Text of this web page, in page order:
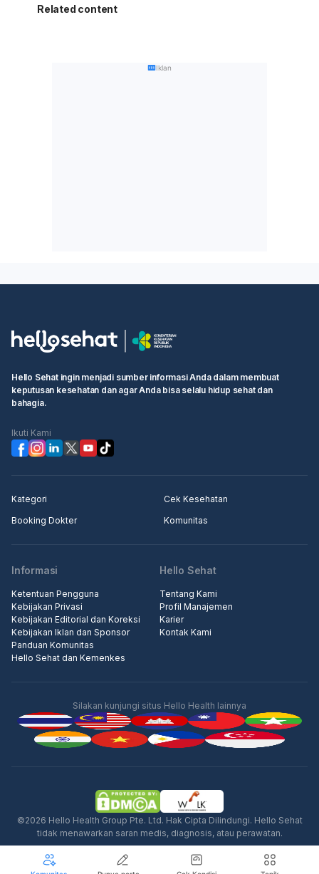
Related content
Iklan
Iklan
Hello Sehat ingin menjadi sumber informasi Anda dalam membuat
keputusan kesehatan dan agar Anda bisa selalu hidup sehat dan
bahagia.
Ikuti Kami
Kategori
Cek Kesehatan
Booking Dokter
Komunitas
Informasi
Ketentuan Pengguna
Kebijakan Privasi
Kebijakan Editorial dan Koreksi
Kebijakan Iklan dan Sponsor
Panduan Komunitas
Hello Sehat dan Kemenkes
Hello Sehat
Tentang Kami
Profil Manajemen
Karier
Kontak Kami
Silakan kunjungi situs Hello Health lainnya
©2026 Hello Health Group Pte. Ltd. Hak Cipta Dilindungi. Hello Sehat
tidak menawarkan saran medis, diagnosis, atau perawatan.